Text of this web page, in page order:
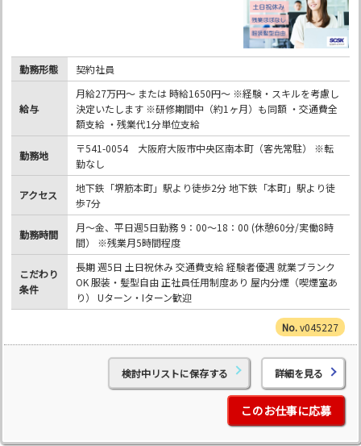
勤務形態 契約社員
給与
月給27万円～ または 時給1650円～ ※経験・スキルを考慮し
決定いたします ※研修期間中（約1ヶ月）も同額 ・交通費全
額支給 ・残業代1分単位支給
勤務地
〒541-0054 大阪府大阪市中央区南本町（客先常駐） ※転
勤なし
アクセス
地下鉄「堺筋本町」駅より徒歩2分 地下鉄「本町」駅より徒
歩7分
勤務時間
月～金、平日週5日勤務 9：00～18：00 (休憩60分/実働8時
間） ※残業月5時間程度
こだわり
条件
長期 週5日 土日祝休み 交通費支給 経験者優遇 就業ブランク
OK 服装・髪型自由 正社員任用制度あり 屋内分煙（喫煙室あ
り） Uターン・Iターン歓迎
v045227
検討中リストに保存する 詳細を見る
このお仕事に応募